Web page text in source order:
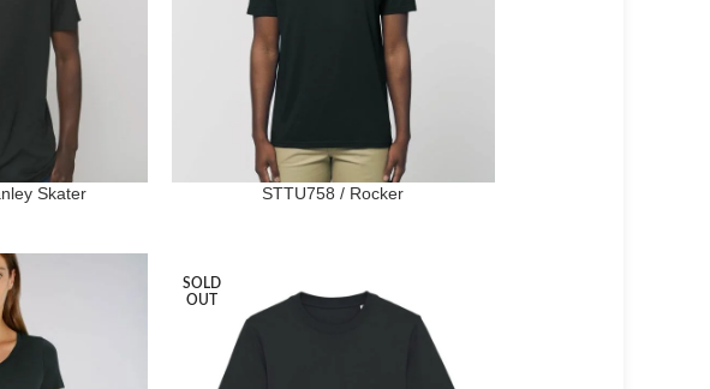
Skater STTU758 / Rocker
SOLD
OUT